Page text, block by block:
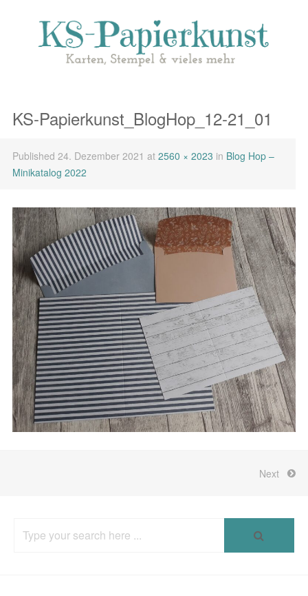
KS-Papierkunst_BlogHop_12-21_01
Published 24. Dezember 2021 at 2560 × 2023 in Blog Hop –
Minikatalog 2022
Next
for: